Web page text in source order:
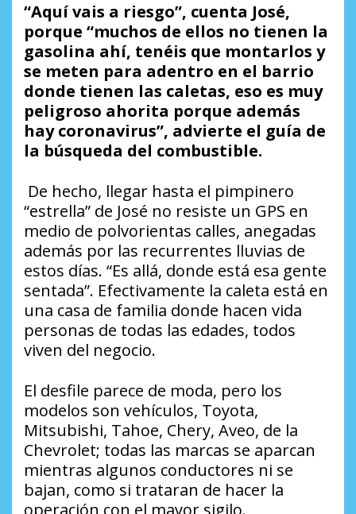
“Aquí vais a riesgo”, cuenta José,
porque “muchos de ellos no tienen la
gasolina ahí, tenéis que montarlos y
se meten para adentro en el barrio
donde tienen las caletas, eso es muy
peligroso ahorita porque además
hay coronavirus”, advierte el guía de
la búsqueda del combustible.
De hecho, llegar hasta el pimpinero
“estrella” de José no resiste un GPS en
medio de polvorientas calles, anegadas
además por las recurrentes lluvias de
estos días. “Es allá, donde está esa gente
sentada”. Efectivamente la caleta está en
una casa de familia donde hacen vida
personas de todas las edades, todos
viven del negocio.
El desfile parece de moda, pero los
modelos son vehículos, Toyota,
Mitsubishi, Tahoe, Chery, Aveo, de la
Chevrolet; todas las marcas se aparcan
mientras algunos conductores ni se
bajan, como si trataran de hacer la